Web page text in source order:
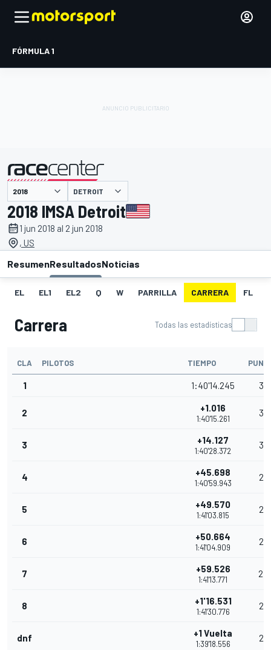
FÓRMULA 1
presentado por DETROIT
2018 IMSA Detroit
1 jun 2018 al 2 jun 2018
, US
ResumenResultadosNoticias
EL EL1 EL2 Q W PARRILLA CARRERA FL
Carrera Todas las estadísticas
CLA PILOTOS TIEMPO
1 1:40'14.245 35
2 +1.016
1:40'15.261
32
3 +14.127
1:40'28.372
30
4 +45.698
1:40'59.943
28
5 +49.570
1:41'03.815
26
6 +50.664
1:41'04.909
25
7 +59.526
1:41'13.771
24
8 +1'16.531
1:41'30.776
23
dnf +1 Vuelta
1:39'18.556
22